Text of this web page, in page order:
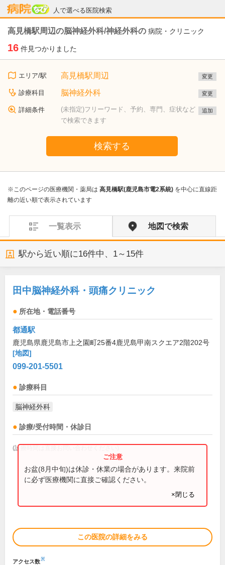
人で選べる医院検索
病院なび
高見橋駅周辺の脳神経外科/神経外科の 病院・クリニック
16 件見つかりました
エリア/駅 高見橋駅周辺 変更
診療科目 脳神経外科 変更
詳細条件
(未指定)フリーワード、予約、専門、症状など
で検索できます
追加
検索する
※このページの医療機関・薬局は 高見橋駅(鹿児島市電2系統) を中心に直線距
離の近い順で表示されています
一覧表示 地図で検索
駅から近い順に16件中、 1～15件
田中脳神経外科・頭痛クリニック
所在地・電話番号
都通駅
鹿児島県鹿児島市上之園町25番4鹿児島甲南スクエア2階202号
[地図]
099-201-5501
診療科目
脳神経外科
診療/受付時間・休診日
(診療時間は直接お問い合わせください)
お盆(8月中旬)は休診・休業の場合があります。来院前
に必ず医療機関に直接ご確認ください。
×閉じる
この医院の詳細をみる
アクセス数※